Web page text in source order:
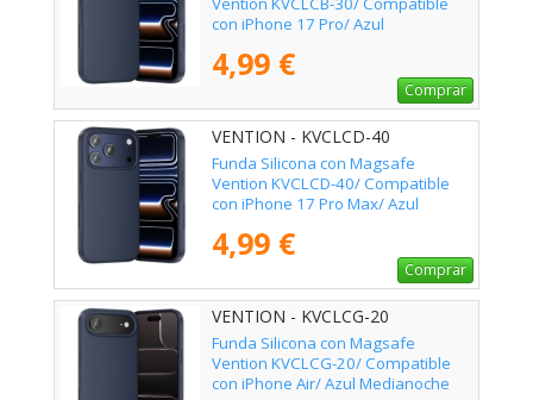
con iPhone 17 Pro/ Azul
4,99 €
Comprar
VENTION - KVCLCD-40
Funda Silicona con Magsafe
Vention KVCLCD-40/ Compatible
con iPhone 17 Pro Max/ Azul
4,99 €
Comprar
VENTION - KVCLCG-20
Funda Silicona con Magsafe
Vention KVCLCG-20/ Compatible
con iPhone Air/ Azul Medianoche